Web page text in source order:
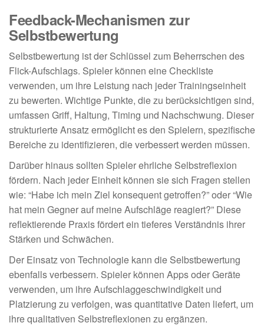
Feedback-Mechanismen zur
Selbstbewertung
Selbstbewertung ist der Schlüssel zum Beherrschen des
Flick-Aufschlags. Spieler können eine Checkliste
verwenden, um ihre Leistung nach jeder Trainingseinheit
zu bewerten. Wichtige Punkte, die zu berücksichtigen sind,
umfassen Griff, Haltung, Timing und Nachschwung. Dieser
strukturierte Ansatz ermöglicht es den Spielern, spezifische
Bereiche zu identifizieren, die verbessert werden müssen.
Darüber hinaus sollten Spieler ehrliche Selbstreflexion
fördern. Nach jeder Einheit können sie sich Fragen stellen
wie: “Habe ich mein Ziel konsequent getroffen?” oder “Wie
hat mein Gegner auf meine Aufschläge reagiert?” Diese
reflektierende Praxis fördert ein tieferes Verständnis ihrer
Stärken und Schwächen.
Der Einsatz von Technologie kann die Selbstbewertung
ebenfalls verbessern. Spieler können Apps oder Geräte
verwenden, um ihre Aufschlaggeschwindigkeit und
Platzierung zu verfolgen, was quantitative Daten liefert, um
ihre qualitativen Selbstreflexionen zu ergänzen.